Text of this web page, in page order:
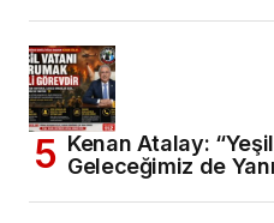
Kenan Atalay:
Geleceğimiz de